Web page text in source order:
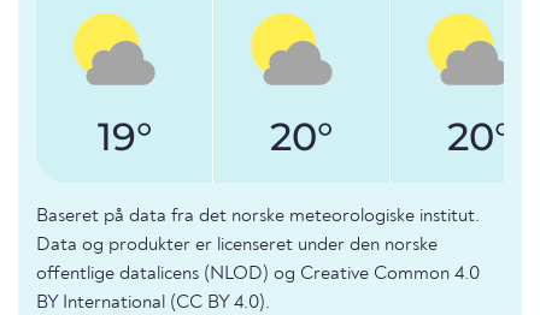
19° 20° 20°
Baseret på data fra det norske meteorologiske institut.
Data og produkter er licenseret under den norske
offentlige datalicens (NLOD) og Creative Common 4.0
BY International (CC BY 4.0).